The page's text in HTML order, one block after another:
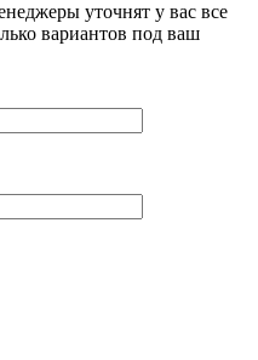
уточнят у вас все
вариантов под ваш